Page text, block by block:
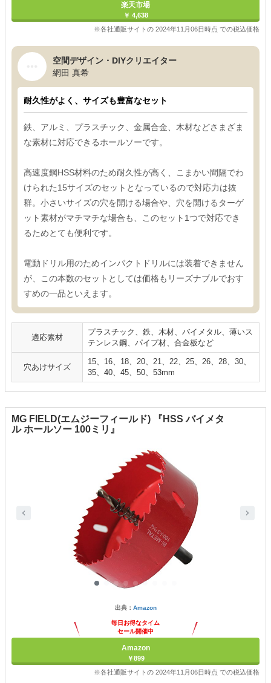
楽天市場
￥ 4,638
※各社通販サイトの 2024年11月06日時点 での税込価格
空間デザイン・DIYクリエイター
網田 真希
耐久性がよく、サイズも豊富なセット
鉄、アルミ、プラスチック、金属合金、木材などさまざま
な素材に対応できるホールソーです。
高速度鋼HSS材料のため耐久性が高く、こまかい間隔でわ
けられた15サイズのセットとなっているので対応力は抜
群。小さいサイズの穴を開ける場合や、穴を開けるターゲ
ット素材がマチマチな場合も、このセット1つで対応でき
るためとても便利です。
電動ドリル用のためインパクトドリルには装着できません
が、この本数のセットとしては価格もリーズナブルでおす
すめの一品といえます。
適応素材
プラスチック、鉄、木材、バイメタル、薄いス
テンレス鋼、パイプ材、合金板など
穴あけサイズ
15、16、18、20、21、22、25、26、28、30、
35、40、45、50、53mm
MG FIELD(エムジーフィールド) 『HSS バイメタ
ル ホールソー 100ミリ』
出典： Amazon
毎日お得なタイム
セール開催中
Amazon
￥899
※各社通販サイトの 2024年11月06日時点 での税込価格